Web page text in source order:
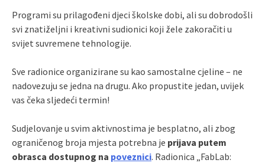
Programi su prilagođeni djeci školske dobi, ali su dobrodošli
svi znatiželjni i kreativni sudionici koji žele zakoračiti u
svijet suvremene tehnologije.
Sve radionice organizirane su kao samostalne cjeline – ne
nadovezuju se jedna na drugu. Ako propustite jedan, uvijek
vas čeka sljedeći termin!
Sudjelovanje u svim aktivnostima je besplatno, ali zbog
ograničenog broja mjesta potrebna je prijava putem
obrasca dostupnog na poveznici. Radionica „FabLab: